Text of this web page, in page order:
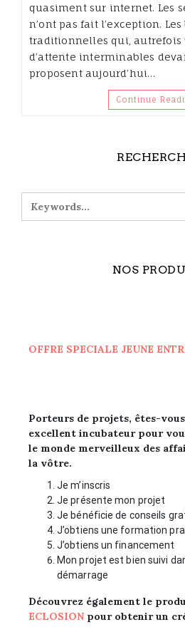
quasiment sur internet. Les
n’ont pas fait l’exception.
traditionnelles qui, autrefois
d’attente interminables
proposent aujourd’hui…
Continue
NOS
OFFRE SPECIALE JEUNE
Porteurs de projets, êtes-vous
excellent incubateur pour
le monde merveilleux des
la vôtre.
Je m’inscris
Je présente mon projet
Je bénéficie de conseils
J’obtiens une formation
J’obtiens un financement
Mon projet est bien suivi
démarrage
Découvrez également le
ECLOSION pour obtenir un